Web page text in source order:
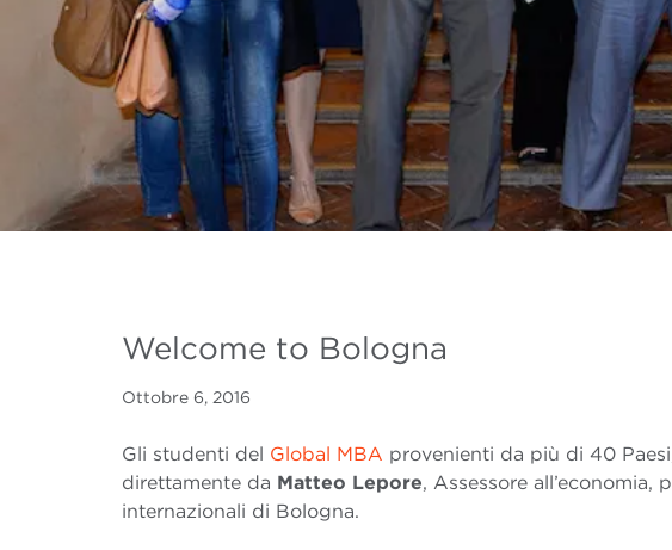
Welcome to Bologna
Ottobre 6, 2016
Gli studenti del Global MBA provenienti da più di 40
direttamente da Matteo Lepore, Assessore
internazionali di Bologna.